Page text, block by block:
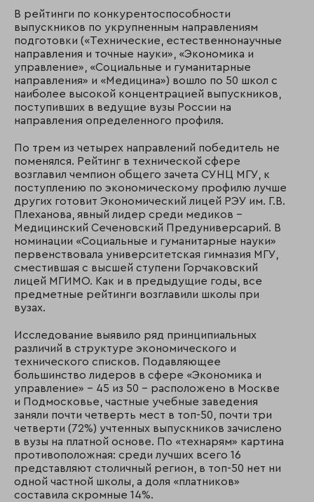
В рейтинги по конкурентоспособности
выпускников по укрупненным направлениям
подготовки («Технические, естественнонаучные
направления и точные науки», «Экономика и
управление», «Социальные и гуманитарные
направления» и «Медицина») вошло по 50 школ с
наиболее высокой концентрацией выпускников,
поступивших в ведущие вузы России на
направления определенного профиля.
По трем из четырех направлений победитель не
поменялся. Рейтинг в технической сфере
возглавил чемпион общего зачета СУНЦ МГУ, к
поступлению по экономическому профилю лучше
других готовит Экономический лицей РЭУ им. Г.В.
Плеханова, явный лидер среди медиков –
Медицинский Сеченовский Предуниверсарий. В
номинации «Социальные и гуманитарные науки»
первенствовала университетская гимназия МГУ,
сместившая с высшей ступени Горчаковский
лицей МГИМО. Как и в предыдущие годы, все
предметные рейтинги возглавили школы при
вузах.
Исследование выявило ряд принципиальных
различий в структуре экономического и
технического списков. Подавляющее
большинство лидеров в сфере «Экономика и
управление» – 45 из 50 – расположено в Москве
и Подмосковье, частные учебные заведения
заняли почти четверть мест в топ-50, почти три
четверти (72%) учтенных выпускников зачислено
в вузы на платной основе. По «технарям» картина
противоположная: среди лучших всего 16
представляют столичный регион, в топ-50 нет ни
одной частной школы, а доля «платников»
составила скромные 14%.